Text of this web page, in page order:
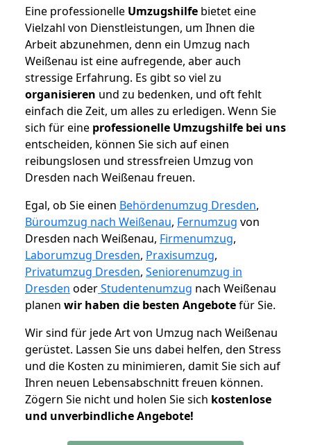
Eine professionelle Umzugshilfe bietet eine
Vielzahl von Dienstleistungen, um Ihnen die
Arbeit abzunehmen, denn ein Umzug nach
Weißenau ist eine aufregende, aber auch
stressige Erfahrung. Es gibt so viel zu
organisieren und zu bedenken, und oft fehlt
einfach die Zeit, um alles zu erledigen. Wenn Sie
sich für eine professionelle Umzugshilfe bei uns
entscheiden, können Sie sich auf einen
reibungslosen und stressfreien Umzug von
Dresden nach Weißenau freuen.
Egal, ob Sie einen Behördenumzug Dresden,
Büroumzug nach Weißenau, Fernumzug von
Dresden nach Weißenau, Firmenumzug,
Laborumzug Dresden, Praxisumzug,
Privatumzug Dresden, Seniorenumzug in
Dresden oderStudentenumzug nach Weißenau
planen wir haben die besten Angebotefür Sie.
Wir sind für jede Art von Umzug nach Weißenau
gerüstet. Lassen Sie uns dabei helfen, den Stress
und die Kosten zu minimieren, damit Sie sich auf
Ihren neuen Lebensabschnitt freuen können.
Zögern Sie nicht und holen Sie sich kostenlose
und unverbindliche Angebote!